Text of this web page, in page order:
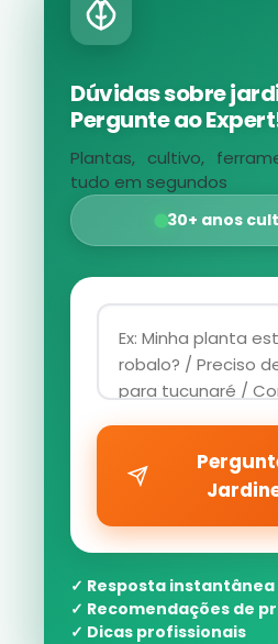
Dúvidas sobre
Pergunte ao
Plantas, cultivo,
tudo em segundos
30+ anos
✓ Resposta instantânea
✓ Recomendações de
✓ Dicas profissionais